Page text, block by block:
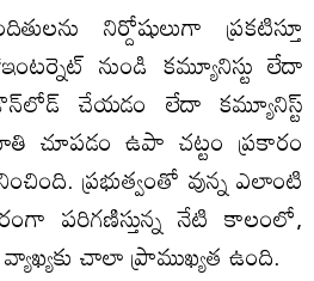
నిర్దోషులుగా ప్రకటిస్తూ
నుండి కమ్యూనిస్టు లేదా
చేయడం లేదా కమ్యూనిస్ట్
చూపడం ఉపా చట్టం ప్రకారం
ప్రభుత్వంతో వున్న ఎలాంటి
పరిగణిస్తున్న నేటి కాలంలో,
చాలా ప్రాముఖ్యత ఉంది.